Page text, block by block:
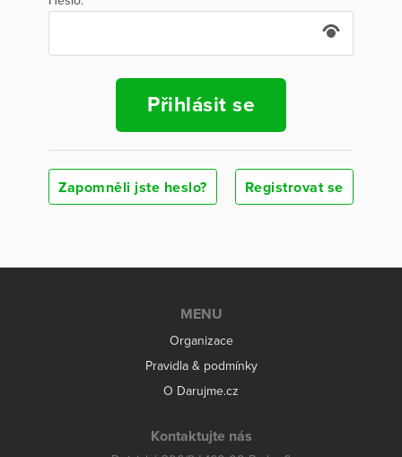
Přihlásit se
Zapomněli jste heslo? Registrovat se
MENU
Organizace
Pravidla & podmínky
O Darujme.cz
Kontaktujte nás